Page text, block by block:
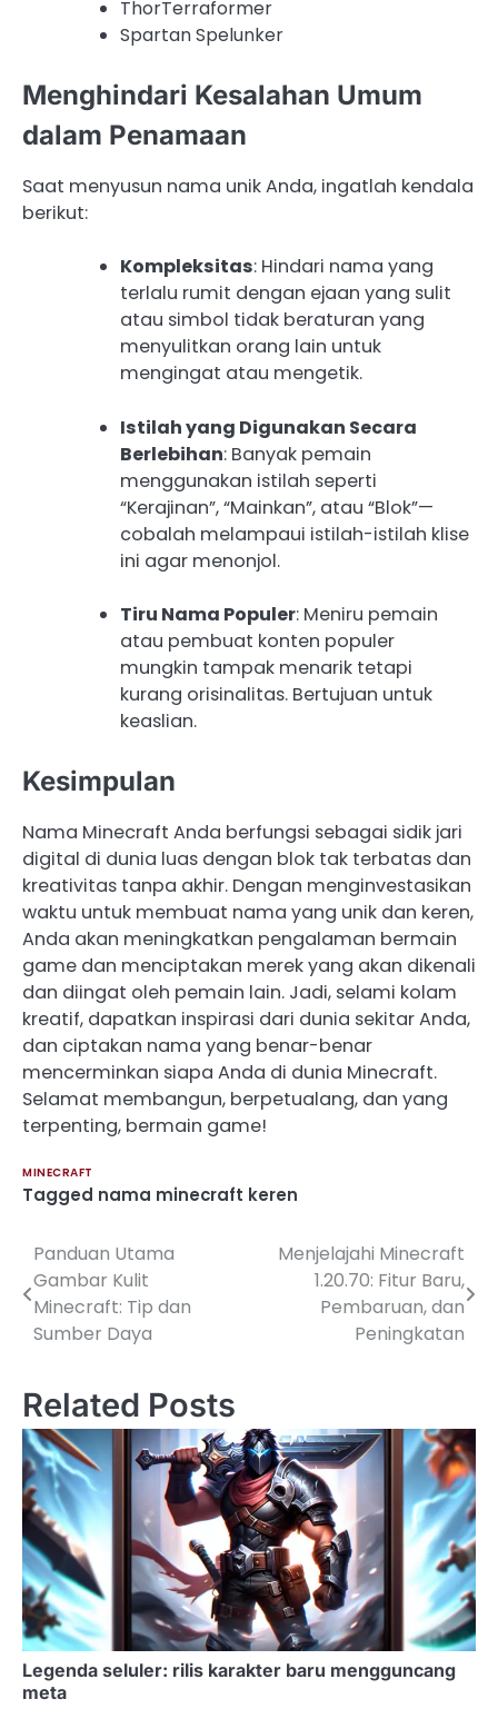
ThorTerraformer
Spartan Spelunker
Menghindari Kesalahan Umum
dalam Penamaan
Saat menyusun nama unik Anda, ingatlah kendala
berikut:
Kompleksitas: Hindari nama yang
terlalu rumit dengan ejaan yang sulit
atau simbol tidak beraturan yang
menyulitkan orang lain untuk
mengingat atau mengetik.
Istilah yang Digunakan Secara
Berlebihan: Banyak pemain
menggunakan istilah seperti
“Kerajinan”, “Mainkan”, atau “Blok”—
cobalah melampaui istilah-istilah klise
ini agar menonjol.
Tiru Nama Populer: Meniru pemain
atau pembuat konten populer
mungkin tampak menarik tetapi
kurang orisinalitas. Bertujuan untuk
keaslian.
Kesimpulan
Nama Minecraft Anda berfungsi sebagai sidik jari
digital di dunia luas dengan blok tak terbatas dan
kreativitas tanpa akhir. Dengan menginvestasikan
waktu untuk membuat nama yang unik dan keren,
Anda akan meningkatkan pengalaman bermain
game dan menciptakan merek yang akan dikenali
dan diingat oleh pemain lain. Jadi, selami kolam
kreatif, dapatkan inspirasi dari dunia sekitar Anda,
dan ciptakan nama yang benar-benar
mencerminkan siapa Anda di dunia Minecraft.
Selamat membangun, berpetualang, dan yang
terpenting, bermain game!
MINECRAFT
Tagged nama minecraft keren
Post
navigation
Panduan Utama
Gambar Kulit
Minecraft: Tip dan
Sumber Daya
Menjelajahi Minecraft
1.20.70: Fitur Baru,
Pembaruan, dan
Peningkatan
Related Posts
Legenda seluler: rilis karakter baru mengguncang
meta